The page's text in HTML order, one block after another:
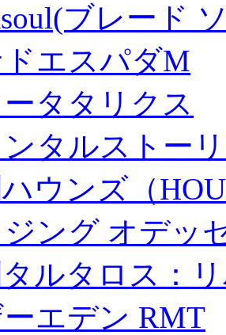
ブレード
エスパダM
タタリクス
タルストー
ウンズ（
ング オデッ
ルタロス：
エデン RMT